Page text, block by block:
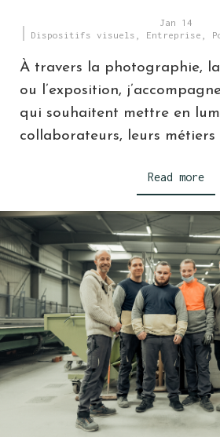
Jan 14
Dispositifs visuels
Entreprise
À travers la photographie,
ou l’exposition,
qui souhaitent mettre en
collaborateurs, leurs métiers
Read more